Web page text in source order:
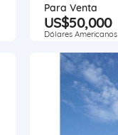
Para Venta
US$50,000
Dólares Americanos